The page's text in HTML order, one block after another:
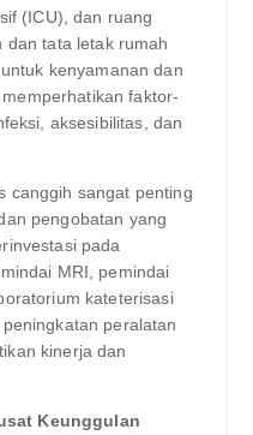
(ICU), dan ruang
dan tata letak rumah
kenyamanan dan
faktor-
aksesibilitas, dan
canggih sangat penting
pengobatan yang
pada
MRI, pemindai
kateterisasi
peralatan
kinerja dan
Keunggulan